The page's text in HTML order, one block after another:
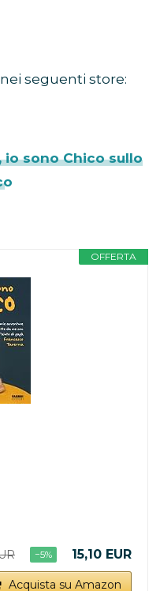
seguenti store:
io sono Chico sullo
OFFERTA
−5% 15,10 EUR
Acquista su Amazon